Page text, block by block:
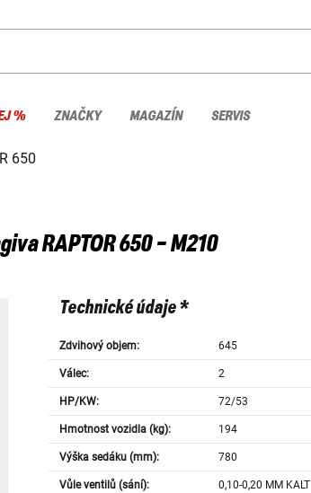
% ZNAČKY MAGAZÍN SERVIS
650
RAPTOR 650 - M210
Technické údaje *
Zdvihový objem: 645
Válec: 2
HP/KW: 72/53
Hmotnost vozidla (kg): 194
Výška sedáku (mm): 780
Vůle ventilů (sání): 0,10-0,20 MM KALT